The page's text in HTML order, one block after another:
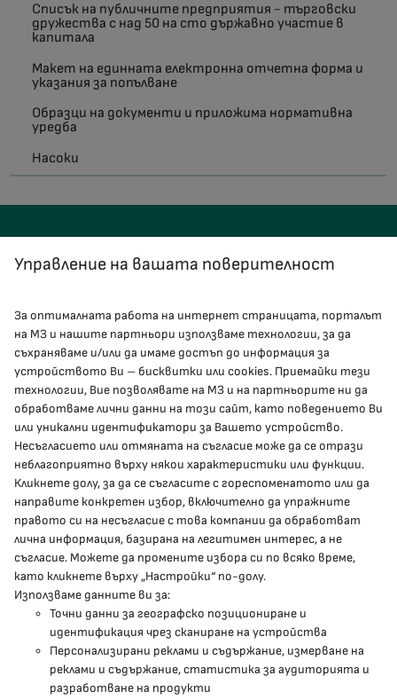
Списък на публичните предприятия - търговски
дружества с над 50 на сто държавно участие в
капитала
Макет на единната електронна отчетна форма и
указания за попълване
Образци на документи и приложима нормативна
уредба
Насоки
КОНТАКТИ
гр.София, 1000, пл. „Света Неделя“ №5
delovodstvo@mh.government.bg
presscenter@mh.government.bg
МЗ В СОЦИАЛНИТЕ МРЕЖИ
Facebook страница
Instragram профил
YouTube канал
Threads профил
Управление на вашата поверителност
За оптималната работа на интернет страницата, порталът
на МЗ и нашите партньори използваме технологии, за да
съхраняваме и/или да имаме достъп до информация за
устройството Ви – бисквитки или cookies. Приемайки тези
технологии, Вие позволявате на МЗ и на партньорите ни да
обработваме лични данни на този сайт, като поведението Ви
или уникални идентификатори за Вашето устройство.
Несъгласието или отмяната на съгласие може да се отрази
неблагоприятно върху някои характеристики или функции.
Кликнете долу, за да се съгласите с гореспоменатото или да
направите конкретен избор, включително да упражните
правото си на несъгласие с това компании да обработват
лична информация, базирана на легитимен интерес, а не
съгласие. Можете да промените избора си по всяко време,
като кликнете върху „Настройки“ по-долу.
Използваме данните ви за:
Точни данни за географско позициониране и
идентификация чрез сканиране на устройства
Персонализирани реклами и съдържание, измерване на
реклами и съдържание, статистика за аудиторията и
разработване на продукти